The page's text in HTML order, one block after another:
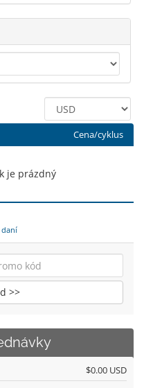
Cena/cyklus
je prázdný
>>
$0.00 USD